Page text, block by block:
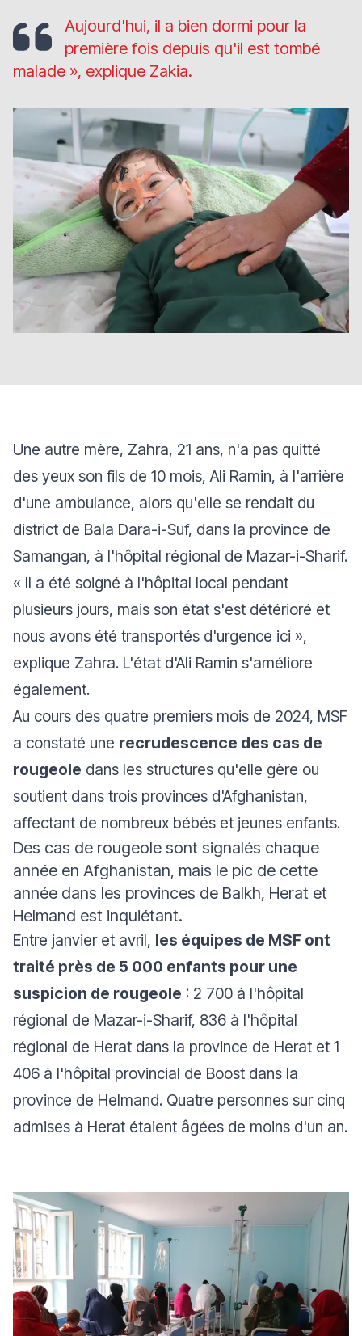
Aujourd'hui, il a bien dormi pour la
première fois depuis qu'il est tombé
malade », explique Zakia.
Une autre mère, Zahra, 21 ans, n'a pas quitté
des yeux son fils de 10 mois, Ali Ramin, à l'arrière
d'une ambulance, alors qu'elle se rendait du
district de Bala Dara-i-Suf, dans la province de
Samangan, à l'hôpital régional de Mazar-i-Sharif.
« Il a été soigné à l'hôpital local pendant
plusieurs jours, mais son état s'est détérioré et
nous avons été transportés d'urgence ici »,
explique Zahra. L'état d'Ali Ramin s'améliore
également.
Au cours des quatre premiers mois de 2024, MSF
a constaté une recrudescence des cas de
rougeole dans les structures qu'elle gère ou
soutient dans trois provinces d'Afghanistan,
affectant de nombreux bébés et jeunes enfants.
Des cas de rougeole sont signalés chaque
année en Afghanistan, mais le pic de cette
année dans les provinces de Balkh, Herat et
Helmand est inquiétant.
Entre janvier et avril, les équipes de MSF ont
traité près de 5 000 enfants pour une
suspicion de rougeole : 2 700 à l'hôpital
régional de Mazar-i-Sharif, 836 à l'hôpital
régional de Herat dans la province de Herat et 1
406 à l'hôpital provincial de Boost dans la
province de Helmand. Quatre personnes sur cinq
admises à Herat étaient âgées de moins d'un an.